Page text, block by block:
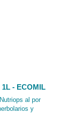
1L - ECOMIL
al por
y